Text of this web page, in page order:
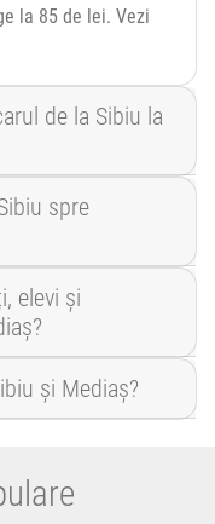
la 85 de lei. Vezi
de la Sibiu la
spre
elevi și
și Mediaș?